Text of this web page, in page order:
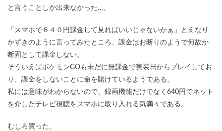
と言うことしか出来なかった…。
「スマホで６４０円課金して見ればいいじゃないかぁ」とえなり
かずきのように言ってみたところ、課金はお断りのようで何故か
断固として課金しない。
そういえばポケモンGOも未だに無課金で実装日からプレイしてお
り、課金をしないことに命を賭けているようである。
私には意味がわからないので、録画機能だけでなく640円でネット
を介したテレビ視聴をスマホに取り入れる気満々である。
むしろ買った。